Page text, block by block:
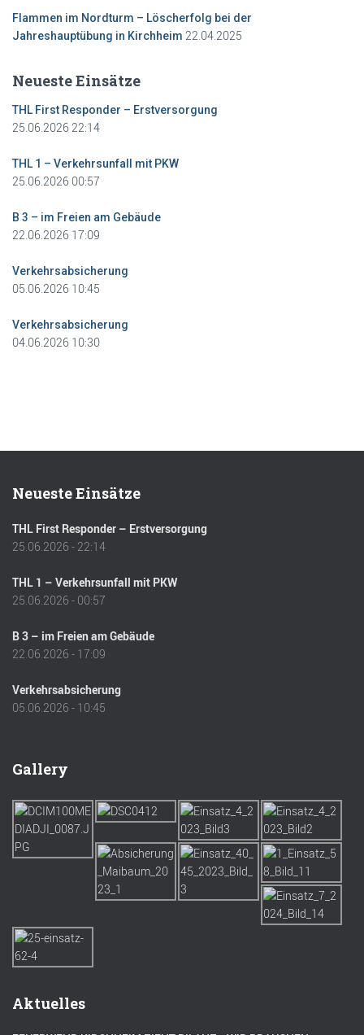
Flammen im Nordturm – Löscherfolg bei der
Jahreshauptübung in Kirchheim 22.04.2025
Neueste Einsätze
THL First Responder – Erstversorgung
25.06.2026 22:14
THL 1 – Verkehrsunfall mit PKW
25.06.2026 00:57
B 3 – im Freien am Gebäude
22.06.2026 17:09
Verkehrsabsicherung
05.06.2026 10:45
Verkehrsabsicherung
04.06.2026 10:30
Neueste Einsätze
THL First Responder – Erstversorgung
25.06.2026 - 22:14
THL 1 – Verkehrsunfall mit PKW
25.06.2026 - 00:57
B 3 – im Freien am Gebäude
22.06.2026 - 17:09
Verkehrsabsicherung
05.06.2026 - 10:45
Gallery
Aktuelles